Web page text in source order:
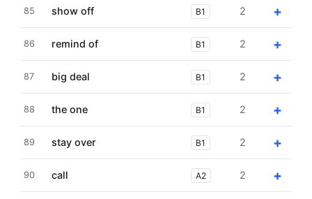
85 show off B1 2 +
86 remind of B1 2 +
87 big deal B1 2 +
88 the one B1 2 +
89 stay over B1 2 +
90 call A2 2 +